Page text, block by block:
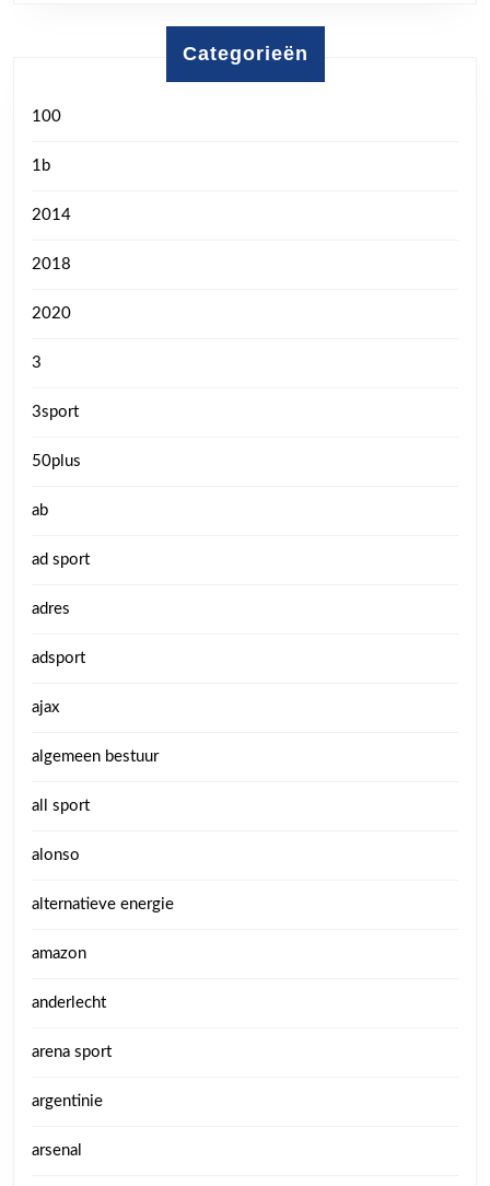
Categorieën
100
1b
2014
2018
2020
3
3sport
50plus
ab
ad sport
adres
adsport
ajax
algemeen bestuur
all sport
alonso
alternatieve energie
amazon
anderlecht
arena sport
argentinie
arsenal